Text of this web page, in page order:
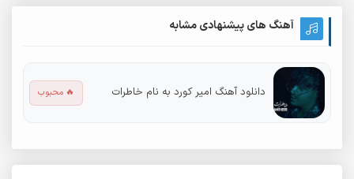
آهنگ های پیشنهادی مشابه
دانلود آهنگ امیر کورد به نام خاطرات 🔥 محبوب